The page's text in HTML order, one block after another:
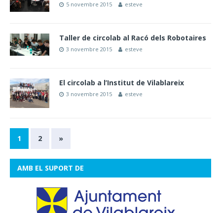
5 novembre 2015 esteve
Taller de circolab al Racó dels Robotaires
3 novembre 2015 esteve
El circolab a l’Institut de Vilablareix
3 novembre 2015 esteve
1 2 »
AMB EL SUPORT DE